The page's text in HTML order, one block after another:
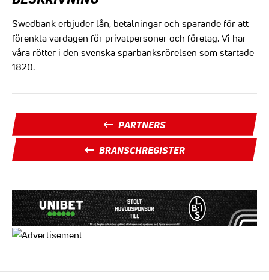
Swedbank erbjuder lån, betalningar och sparande för att
förenkla vardagen för privatpersoner och företag. Vi har
våra rötter i den svenska sparbanksrörelsen som startade
1820.
PARTNERS
BRANSCHREGISTER